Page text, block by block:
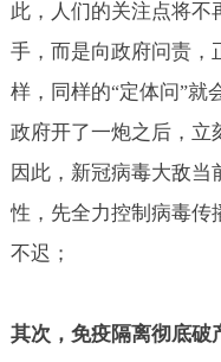
此，人们的关注点将不
手，而是向政府问责，
样，同样的“定体问”就
政府开了一炮之后，立
因此，新冠病毒大敌当
性，先全力控制病毒传
不迟；
其次，免疫隔离彻底破